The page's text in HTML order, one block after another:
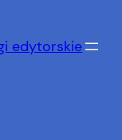
edytorskie